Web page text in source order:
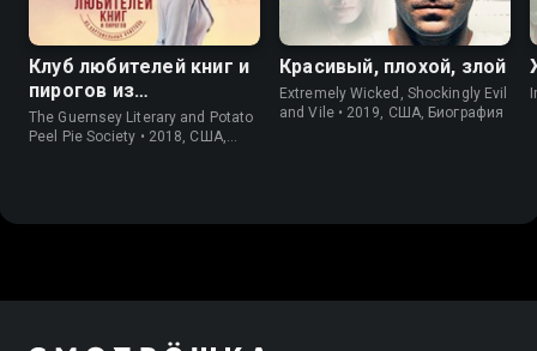
Клуб любителей книг и
пирогов из
картофельных
очистков
The Guernsey Literary and Potato
Peel Pie Society • 2018, США,
Красивый, плохой, злой
Extremely Wicked, Shockingly Evil
and Vile • 2019, США, Биография